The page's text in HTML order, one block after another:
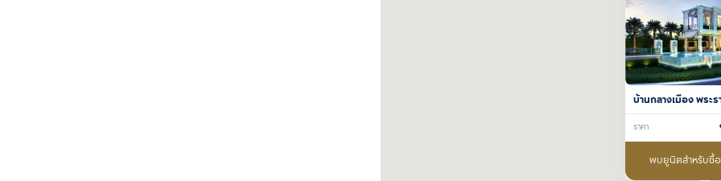
บ้านกลางเมือง พระ
ราคา
พบยูนิตสำหรับซื้อ